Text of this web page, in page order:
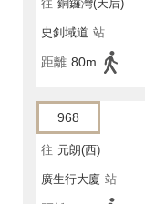
往 銅鑼灣(天后)
史釗域道 站
距離 80m
968
往 元朗(西)
廣生行大廈 站